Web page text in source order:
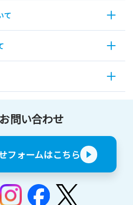
て
お問い合わせ
フォームはこちら